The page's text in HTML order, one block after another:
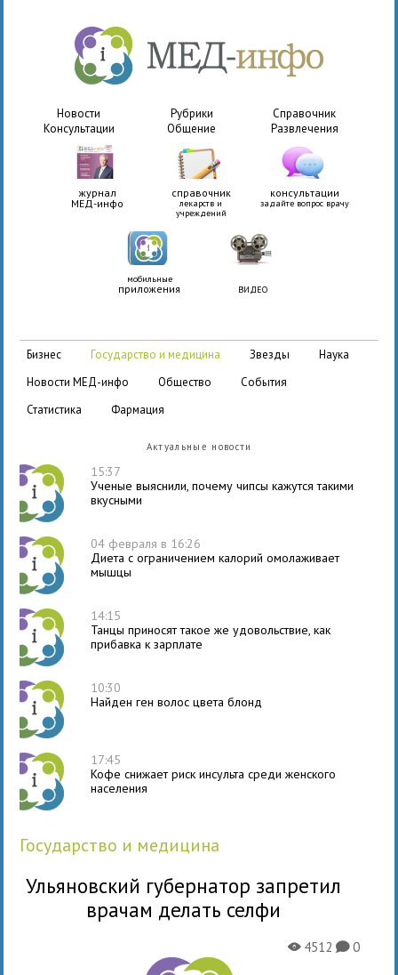
Новости Рубрики
Справочник
Консультации
Общение Развлечения
журнал
МЕД-инфо
справочник
лекарств и
учреждений
консультации
задайте вопрос врачу
мобильные
приложения ВИДЕО
бизнес государство и медицина звезды
наука
новости МЕД-инфо
общество
события
статистика
фармация
Актуальные новости
15:37
Ученые выяснили, почему чипсы кажутся такими
вкусными
04 февраля в 16:26
Диета с ограничением калорий омолаживает
мышцы
14:15
Танцы приносят такое же удовольствие, как
прибавка к зарплате
10:30
Найден ген волос цвета блонд
17:45
Кофе снижает риск инсульта среди женского
населения
государство и медицина
Ульяновский губернатор запретил
врачам делать селфи
X4512K0